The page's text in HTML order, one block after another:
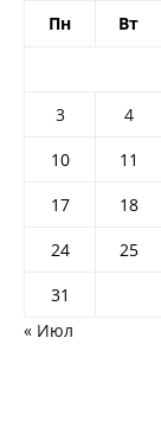
Пн Вт
3
4
10
11
17
18
24
25
31
« Июл